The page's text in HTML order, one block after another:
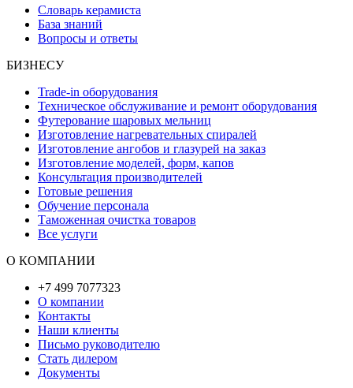
Словарь керамиста
База знаний
Вопросы и ответы
БИЗНЕСУ
Trade-in оборудования
Техническое обслуживание и ремонт оборудования
Футерование шаровых мельниц
Изготовление нагревательных спиралей
Изготовление ангобов и глазурей на заказ
Изготовление моделей, форм, капов
Консультация производителей
Готовые решения
Обучение персонала
Таможенная очистка товаров
Все услуги
О КОМПАНИИ
+7 499 7077323
О компании
Контакты
Наши клиенты
Письмо руководителю
Стать дилером
Документы